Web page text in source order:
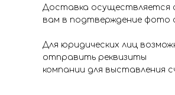
Доставка осуществляется
вам в подтверждение фото
Для юридических лиц
отправить реквизиты
компании для выставления